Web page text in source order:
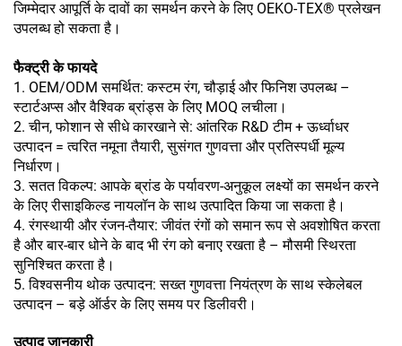
जिम्मेदार आपूर्ति के दावों का समर्थन करने के लिए OEKO-TEX® प्रलेखन
उपलब्ध हो सकता है।
फैक्ट्री के फायदे
1. OEM/ODM समर्थित: कस्टम रंग, चौड़ाई और फिनिश उपलब्ध –
स्टार्टअप्स और वैश्विक ब्रांड्स के लिए MOQ लचीला।
2. चीन, फोशान से सीधे कारखाने से: आंतरिक R&D टीम + ऊर्ध्वाधर
उत्पादन = त्वरित नमूना तैयारी, सुसंगत गुणवत्ता और प्रतिस्पर्धी मूल्य
निर्धारण।
3. सतत विकल्प: आपके ब्रांड के पर्यावरण-अनुकूल लक्ष्यों का समर्थन करने
के लिए रीसाइकिल्ड नायलॉन के साथ उत्पादित किया जा सकता है।
4. रंगस्थायी और रंजन-तैयार: जीवंत रंगों को समान रूप से अवशोषित करता
है और बार-बार धोने के बाद भी रंग को बनाए रखता है – मौसमी स्थिरता
सुनिश्चित करता है।
5. विश्वसनीय थोक उत्पादन: सख्त गुणवत्ता नियंत्रण के साथ स्केलेबल
उत्पादन – बड़े ऑर्डर के लिए समय पर डिलीवरी।
उत्पाद जानकारी